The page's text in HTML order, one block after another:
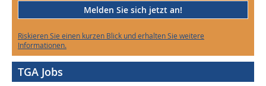
Melden Sie sich jetzt an!
Riskieren Sie einen kurzen Blick und erhalten Sie weitere
Informationen.
TGA Jobs